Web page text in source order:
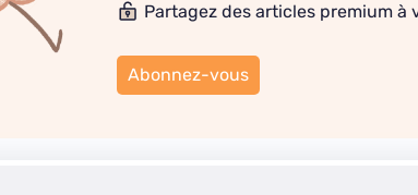
Partagez des articles premium à
Abonnez-vous